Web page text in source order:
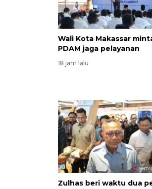
Wali Kota Makassar
PDAM jaga pelayanan
18 jam lalu
Zulhas beri waktu dua